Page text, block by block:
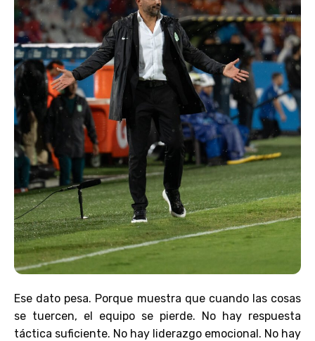
Ese dato pesa. Porque muestra que cuando las cosas
se tuercen, el equipo se pierde. No hay respuesta
táctica suficiente. No hay liderazgo emocional. No hay